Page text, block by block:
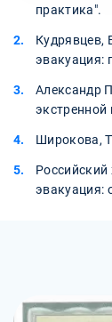
практика".
Кудрявцев,
эвакуация:
Александр
Широкова,
эвакуация: